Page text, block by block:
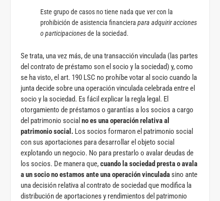
Este grupo de casos no tiene nada que ver con la
prohibición de asistencia financierapara adquirir acciones
o participacionesde la sociedad.
Se trata, una vez más, de una transacción vinculada (las partes
del contrato de préstamo son el socio y la sociedad) y, como
se ha visto, el art. 190 LSC no prohíbe votar al socio cuando la
junta decide sobre una operación vinculada celebrada entre el
socio y la sociedad. Es fácil explicar la regla legal. El
otorgamiento de préstamos o garantías a los socios a cargo
del patrimonio socialno es una operación relativa al
patrimonio social. Los socios formaron el patrimonio social
con sus aportaciones para desarrollar el objeto social
explotando un negocio. No para prestarlo o avalar deudas de
los socios. De manera que,cuando la sociedad presta o avala
a un socio no estamos ante una operación vinculadasino ante
una decisión relativa al contrato de sociedad que modifica la
distribución de aportaciones y rendimientos del patrimonio